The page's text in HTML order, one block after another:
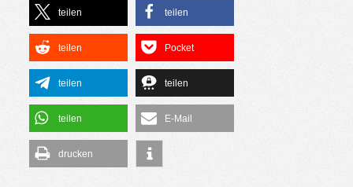
teilen teilen
teilen Pocket
teilen teilen
teilen E-Mail
drucken